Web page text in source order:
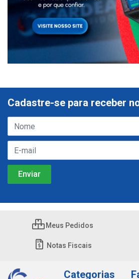
Cadastre-se para receber
Meus Pedidos
Notas Fiscais
Categorias